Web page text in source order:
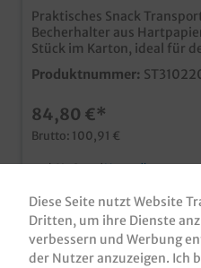
Praktisches Snack
Becherhalter aus
Stück im Karton, ideal für
Becherhalter für 2 Becher passend im Neutralmotiv
"Feel good" ideal für Coffee to go, den Ausschank oder
z.B. im Auto aus umweltfreundlichem Hartpapier
Qualität "Made in Germany" auch in
individuellen Design
steht Ihnen diesbezüglich
Produktnummer:
84,80 €*
Brutto: 100,91 €
zzgl. MwSt undVersandkosten
Inhalt:80 Stück(1,06 €* / 1 Stück)
Sofort verfügbar, Lieferzeit:
Diese Seite nutzt Website
Dritten, um ihre Dienste
verbessern und Werbung
der Nutzer anzuzeigen. Ich